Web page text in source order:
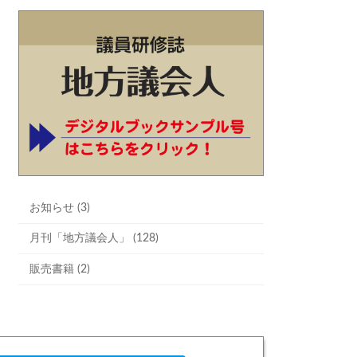
お知らせ (3)
月刊「地方議会人」 (128)
販売書籍 (2)